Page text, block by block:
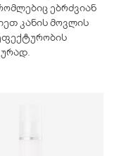
ებრძვიან
კანის მოვლის